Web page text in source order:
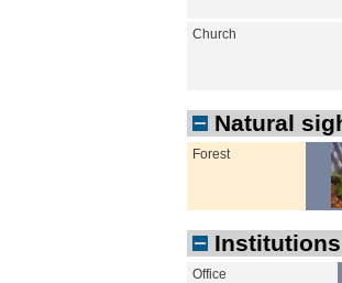
Church
Natural
Forest
Office